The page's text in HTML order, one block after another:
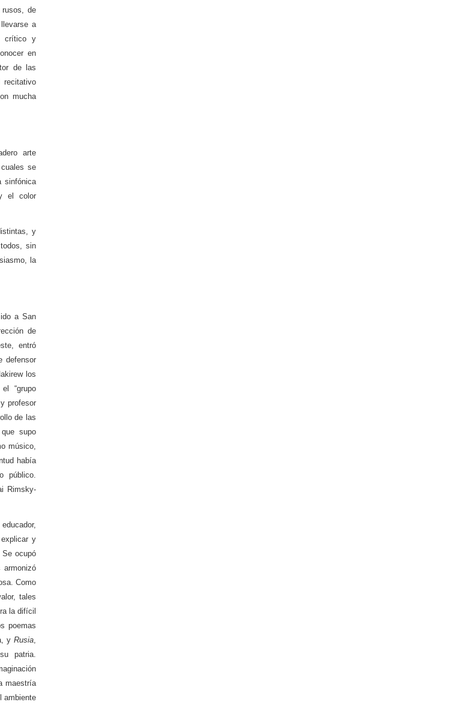
rusos, de
a
crítico y
en
de las
mucha
arte
se
sinfónica
el color
y
sin
la
a San
de
entró
defensor
los
“grupo
profesor
de las
supo
músico,
había
público.
Rimsky-
y
ocupó
armonizó
Como
tales
la difícil
poemas
yRusia,
patria.
maestría
ambiente